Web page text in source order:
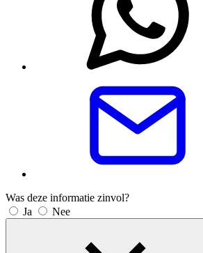
Was deze informatie zinvol?
Ja
Nee